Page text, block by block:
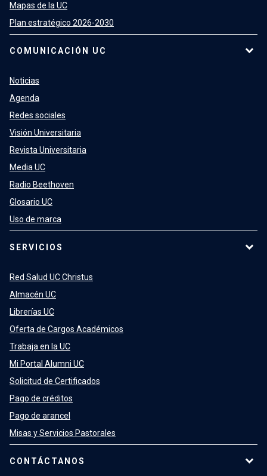
Mapas de la UC
Plan estratégico 2026-2030
COMUNICACIÓN UC
Noticias
Agenda
Redes sociales
Visión Universitaria
Revista Universitaria
Media UC
Radio Beethoven
Glosario UC
Uso de marca
SERVICIOS
Red Salud UC Christus
Almacén UC
Librerías UC
Oferta de Cargos Académicos
Trabaja en la UC
Mi Portal Alumni UC
Solicitud de Certificados
Pago de créditos
Pago de arancel
Misas y Servicios Pastorales
CONTÁCTANOS